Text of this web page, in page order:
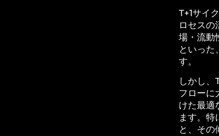
T+1サイ
ロセス
場・流動
といった
す。
しかし
フローに
けた最適
ます。特
と、その